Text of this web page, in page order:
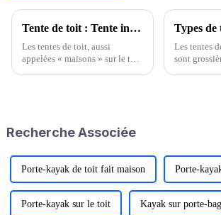
Tente de toit : Tente installée sur le toit d'une voiture
Les tentes de toit, aussi
appelées « maisons » sur le toit
voiture autonome.
Types de
Les tentes
sont
Recherche Associée
Porte-kayak de toit fait maison Porte-
Porte-kayak sur le toit Kayak sur porte-